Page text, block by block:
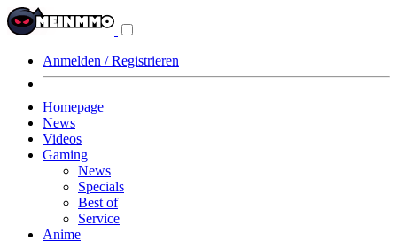
Anmelden / Registrieren
Homepage
News
Videos
Gaming
News
Specials
Best of
Service
Anime